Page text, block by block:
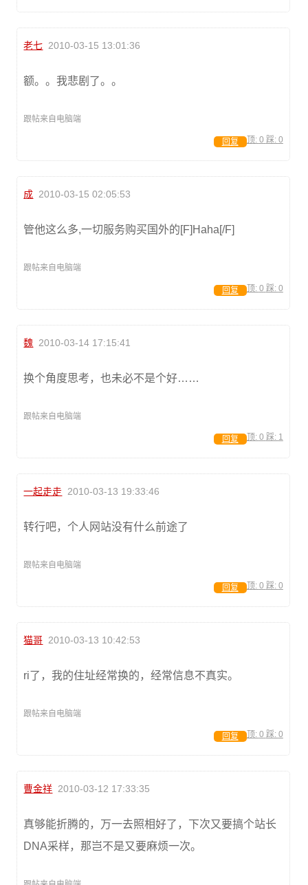
老七 2010-03-15 13:01:36
额。。我悲剧了。。
跟帖来自电脑端
顶: 0 踩: 0
回复
成 2010-03-15 02:05:53
管他这么多,一切服务购买国外的[F]Haha[/F]
跟帖来自电脑端
顶: 0 踩: 0
回复
魏 2010-03-14 17:15:41
换个角度思考，也未必不是个好……
跟帖来自电脑端
顶: 0 踩: 1
回复
一起走走 2010-03-13 19:33:46
转行吧，个人网站没有什么前途了
跟帖来自电脑端
顶: 0 踩: 0
回复
猫哥 2010-03-13 10:42:53
ri了，我的住址经常换的，经常信息不真实。
跟帖来自电脑端
顶: 0 踩: 0
回复
曹金祥 2010-03-12 17:33:35
真够能折腾的，万一去照相好了，下次又要搞个站长
DNA采样，那岂不是又要麻烦一次。